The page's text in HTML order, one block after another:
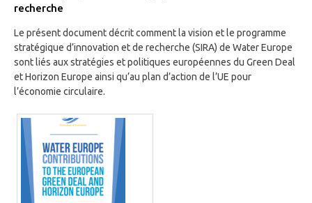
recherche
Le présent document décrit comment la vision et le programme
stratégique d’innovation et de recherche (SIRA) de Water Europe
sont liés aux stratégies et politiques européennes du Green Deal
et Horizon Europe ainsi qu’au plan d’action de l’UE pour
l’économie circulaire.